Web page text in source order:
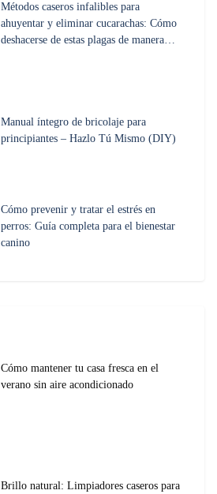
Métodos caseros infalibles para
ahuyentar y eliminar cucarachas: Cómo
deshacerse de estas plagas de manera…
Manual íntegro de bricolaje para
principiantes – Hazlo Tú Mismo (DIY)
Cómo prevenir y tratar el estrés en
perros: Guía completa para el bienestar
canino
Cómo mantener tu casa fresca en el
verano sin aire acondicionado
Brillo natural: Limpiadores caseros para